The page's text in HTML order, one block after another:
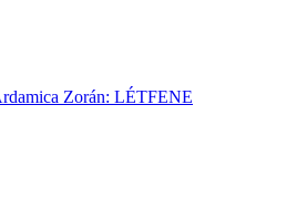
Zorán: LÉTFENE